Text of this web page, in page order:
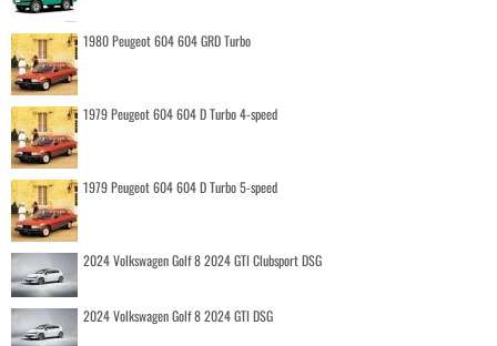
1980 Peugeot 604 604 GRD Turbo
1979 Peugeot 604 604 D Turbo 4-speed
1979 Peugeot 604 604 D Turbo 5-speed
2024 Volkswagen Golf 8 2024 GTI Clubsport DSG
2024 Volkswagen Golf 8 2024 GTI DSG